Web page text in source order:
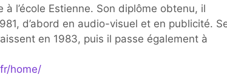
l’école Estienne. Son diplôme obtenu, il
d’abord en audio-visuel et en publicité.
en 1983, puis il passe également à
home/